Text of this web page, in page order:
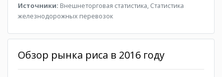
Источники: Внешнеторговая статистика, Статистика
железнодорожных перевозок
Обзор рынка риса в 2016 году